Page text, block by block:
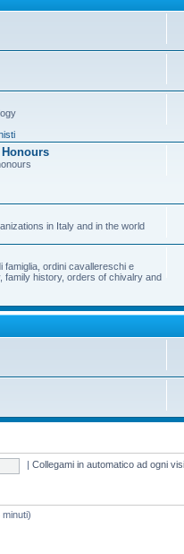
in Italy and in the world
famiglia, ordini cavallereschi e
family history, orders of chivalry and
|Collegami in automatico ad ogni